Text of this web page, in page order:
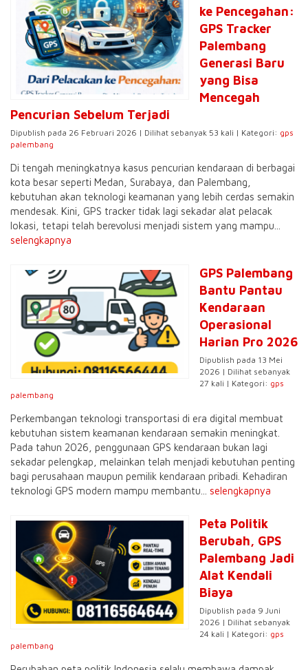
ke Pencegahan:
GPS Tracker
Palembang
Generasi Baru
yang Bisa
Mencegah
Pencurian Sebelum Terjadi
Dipublish pada 26 Februari 2026 | Dilihat sebanyak 53 kali | Kategori: gps
palembang
Di tengah meningkatnya kasus pencurian kendaraan di berbagai
kota besar seperti Medan, Surabaya, dan Palembang,
kebutuhan akan teknologi keamanan yang lebih cerdas semakin
mendesak. Kini, GPS tracker tidak lagi sekadar alat pelacak
lokasi, tetapi telah berevolusi menjadi sistem yang mampu...
selengkapnya
GPS Palembang
Bantu Pantau
Kendaraan
Operasional
Harian Pro 2026
Dipublish pada 13 Mei
2026 | Dilihat sebanyak
27 kali | Kategori: gps
palembang
Perkembangan teknologi transportasi di era digital membuat
kebutuhan sistem keamanan kendaraan semakin meningkat.
Pada tahun 2026, penggunaan GPS kendaraan bukan lagi
sekadar pelengkap, melainkan telah menjadi kebutuhan penting
bagi perusahaan maupun pemilik kendaraan pribadi. Kehadiran
teknologi GPS modern mampu membantu... selengkapnya
Peta Politik
Berubah, GPS
Palembang Jadi
Alat Kendali
Biaya
Dipublish pada 9 Juni
2026 | Dilihat sebanyak
24 kali | Kategori: gps
palembang